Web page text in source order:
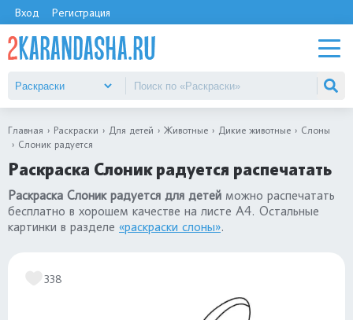
Вход Регистрация
Главная Раскраски Для детей Животные Дикие животные
Слоны
Слоник радуется
Раскраска Слоник радуется распечатать
Раскраска Слоник радуется для детей можно распечатать
бесплатно в хорошем качестве на листе А4. Остальные
картинки в разделе «раскраски слоны».
338